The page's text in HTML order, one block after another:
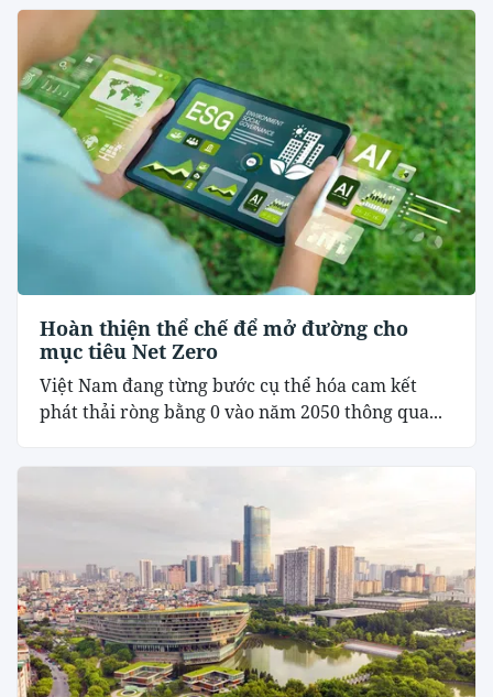
Hoàn thiện thể chế để mở đường cho
mục tiêu Net Zero
Việt Nam đang từng bước cụ thể hóa cam kết
phát thải ròng bằng 0 vào năm 2050 thông qua...